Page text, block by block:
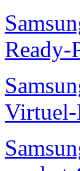
Ready-
Virtuel-